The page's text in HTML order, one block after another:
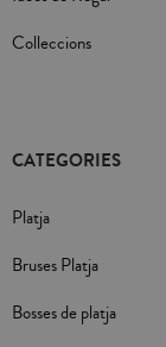
Colleccions
CATEGORIES
Platja
Bruses Platja
Bosses de platja